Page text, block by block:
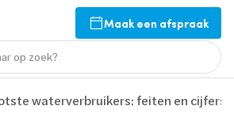
Maak een afspraak
op zoek?
waterverbruikers: feiten en cijfers